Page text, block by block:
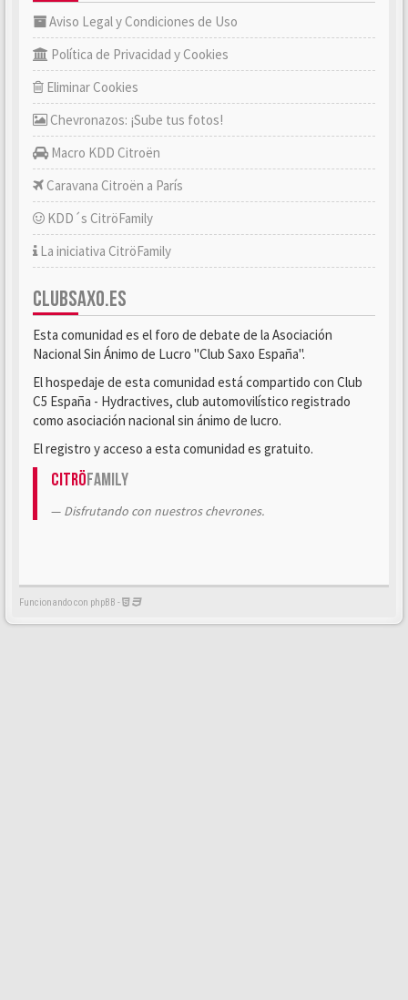
Aviso Legal y Condiciones de Uso
Política de Privacidad y Cookies
Eliminar Cookies
Chevronazos: ¡Sube tus fotos!
Macro KDD Citroën
Caravana Citroën a París
KDD´s CitröFamily
La iniciativa CitröFamily
CLUBSAXO.ES
Esta comunidad es el foro de debate de la Asociación
Nacional Sin Ánimo de Lucro "Club Saxo España".
El hospedaje de esta comunidad está compartido con Club
C5 España - Hydractives, club automovilístico registrado
como asociación nacional sin ánimo de lucro.
El registro y acceso a esta comunidad es gratuito.
CitröFamily
Disfrutando con nuestros chevrones.
Funcionando con phpBB -